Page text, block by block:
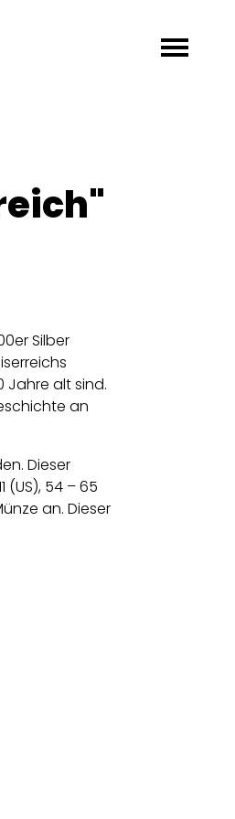
Silber
Jahre alt sind.
an
Dieser
(US), 54 – 65
an. Dieser